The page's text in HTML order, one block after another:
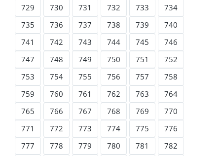
729
730 731 732 733
734
735
736 737 738 739
740
741
742 743 744 745
746
747
748 749 750 751
752
753
754 755 756 757
758
759
760 761 762 763
764
765
766 767 768 769
770
771
772 773 774 775
776
777
778 779 780 781
782